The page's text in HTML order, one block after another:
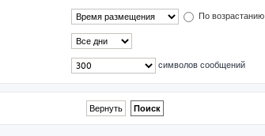
По возрастанию
символов сообщений